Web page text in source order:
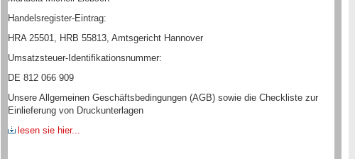
Handelsregister-Eintrag:
HRA 25501, HRB 55813, Amtsgericht Hannover
Umsatzsteuer-Identifikationsnummer:
DE 812 066 909
Unsere Allgemeinen Geschäftsbedingungen (AGB) sowie die Checkliste zur
Einlieferung von Druckunterlagen
lesen sie hier...